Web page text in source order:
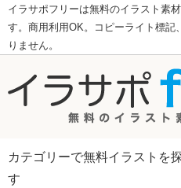
イラサポフリーは無料のイラスト素
す。商用利用OK。コピーライト標記
りません。
カテゴリーで無料イラストを
す